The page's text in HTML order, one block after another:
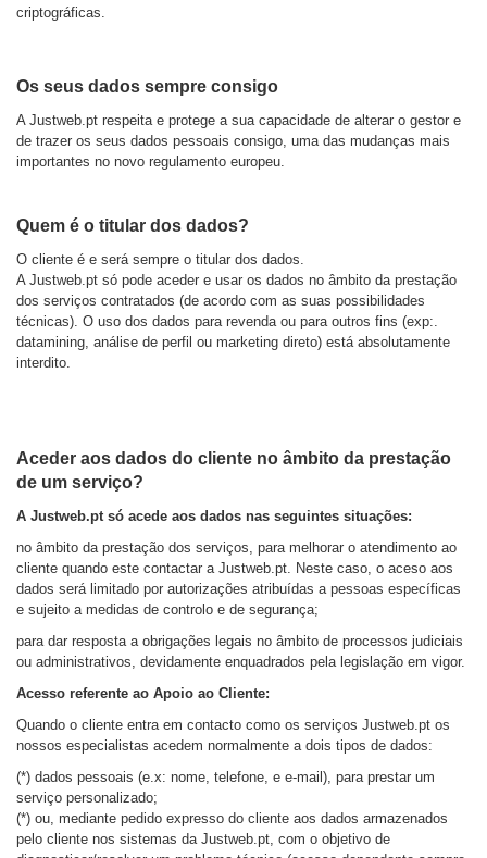
criptográficas.
Os seus dados sempre consigo
A Justweb.pt respeita e protege a sua capacidade de alterar o gestor e
de trazer os seus dados pessoais consigo, uma das mudanças mais
importantes no novo regulamento europeu.
Quem é o titular dos dados?
O cliente é e será sempre o titular dos dados.
A Justweb.pt só pode aceder e usar os dados no âmbito da prestação
dos serviços contratados (de acordo com as suas possibilidades
técnicas). O uso dos dados para revenda ou para outros fins (exp:.
datamining, análise de perfil ou marketing direto) está absolutamente
interdito.
Aceder aos dados do cliente no âmbito da prestação
de um serviço?
A Justweb.pt só acede aos dados nas seguintes situações:
no âmbito da prestação dos serviços, para melhorar o atendimento ao
cliente quando este contactar a Justweb.pt. Neste caso, o aceso aos
dados será limitado por autorizações atribuídas a pessoas específicas
e sujeito a medidas de controlo e de segurança;
para dar resposta a obrigações legais no âmbito de processos judiciais
ou administrativos, devidamente enquadrados pela legislação em vigor.
Acesso referente ao Apoio ao Cliente:
Quando o cliente entra em contacto como os serviços Justweb.pt os
nossos especialistas acedem normalmente a dois tipos de dados:
(*) dados pessoais (e.x: nome, telefone, e e-mail), para prestar um
serviço personalizado;
(*) ou, mediante pedido expresso do cliente aos dados armazenados
pelo cliente nos sistemas da Justweb.pt, com o objetivo de